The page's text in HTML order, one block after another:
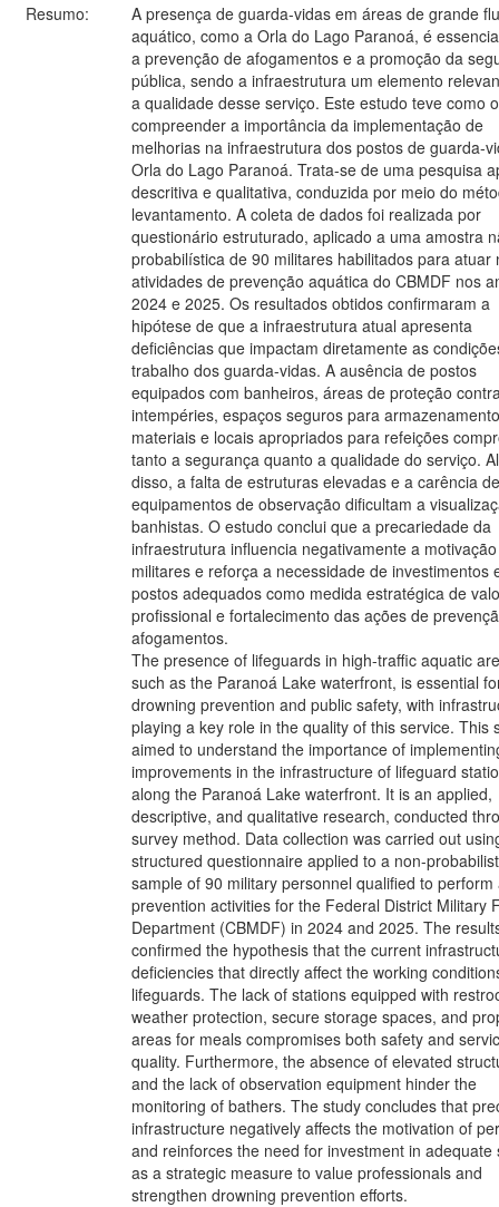
Resumo:
A presença de guarda-vidas em áreas de grande
aquático, como a Orla do Lago Paranoá, é
a prevenção de afogamentos e a promoção da
pública, sendo a infraestrutura um elemento
a qualidade desse serviço. Este estudo teve como
compreender a importância da implementação de
melhorias na infraestrutura dos postos de guarda-
Orla do Lago Paranoá. Trata-se de uma pesquisa
descritiva e qualitativa, conduzida por meio do
levantamento. A coleta de dados foi realizada por
questionário estruturado, aplicado a uma amostra
probabilística de 90 militares habilitados para atuar
atividades de prevenção aquática do CBMDF nos
2024 e 2025. Os resultados obtidos confirmaram a
hipótese de que a infraestrutura atual apresenta
deficiências que impactam diretamente as
trabalho dos guarda-vidas. A ausência de postos
equipados com banheiros, áreas de proteção
intempéries, espaços seguros para
materiais e locais apropriados para refeições
tanto a segurança quanto a qualidade do serviço.
disso, a falta de estruturas elevadas e a carência de
equipamentos de observação dificultam a
banhistas. O estudo conclui que a precariedade da
infraestrutura influencia negativamente a
militares e reforça a necessidade de investimentos
postos adequados como medida estratégica de
profissional e fortalecimento das ações de
afogamentos.
The presence of lifeguards in high-traffic aquatic
such as the Paranoá Lake waterfront, is essential
drowning prevention and public safety, with
playing a key role in the quality of this service. This
aimed to understand the importance of
improvements in the infrastructure of lifeguard
along the Paranoá Lake waterfront. It is an applied,
descriptive, and qualitative research, conducted
survey method. Data collection was carried out
structured questionnaire applied to a non-
sample of 90 military personnel qualified to perform
prevention activities for the Federal District Military
Department (CBMDF) in 2024 and 2025. The
confirmed the hypothesis that the current
deficiencies that directly affect the working
lifeguards. The lack of stations equipped with
weather protection, secure storage spaces, and
areas for meals compromises both safety and
quality. Furthermore, the absence of elevated
and the lack of observation equipment hinder the
monitoring of bathers. The study concludes that
infrastructure negatively affects the motivation of
and reinforces the need for investment in adequate
as a strategic measure to value professionals and
strengthen drowning prevention efforts.